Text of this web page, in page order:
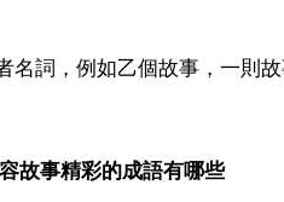
名詞，例如乙個故事，一則
故事精彩的成語有哪些